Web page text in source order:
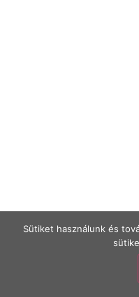
Sütiket használunk és